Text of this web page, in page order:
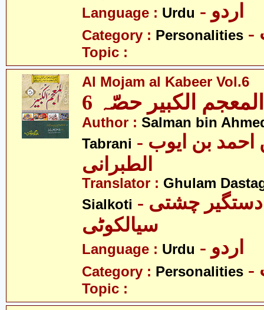
Language : Urdu - اردو
Category : Personalities
Topic :
Al Mojam al Kabeer Vol.6
المعجم الکبیر حصّہ 6
Author : Salman bin
Tabrani - سلمان بن احمد بن ایوب
الطبرانی
Translator : Ghulam
Sialkoti - غلام دستگیر چشتی
سیالکوٹی
Language : Urdu - اردو
Category : Personalities
Topic :